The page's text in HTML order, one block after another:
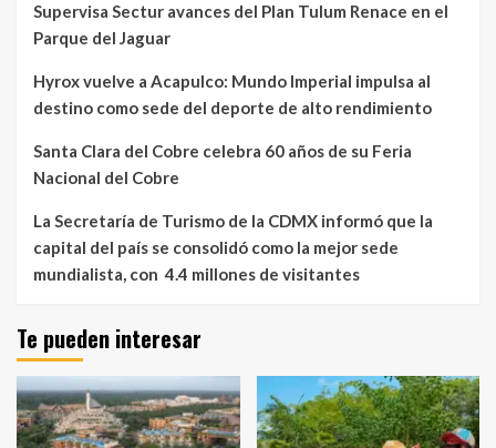
Supervisa Sectur avances del Plan Tulum Renace en el
Parque del Jaguar
Hyrox vuelve a Acapulco: Mundo Imperial impulsa al
destino como sede del deporte de alto rendimiento
Santa Clara del Cobre celebra 60 años de su Feria
Nacional del Cobre
La Secretaría de Turismo de la CDMX informó que la
capital del país se consolidó como la mejor sede
mundialista, con 4.4 millones de visitantes
Te pueden interesar